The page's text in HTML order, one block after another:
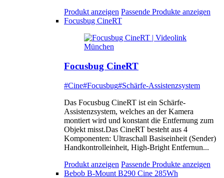
Produkt anzeigen Passende Produkte anzeigen
Focusbug CineRT
Focusbug CineRT
#Cine#Focusbug#Schärfe-Assistenzsystem
Das Focusbug CineRT ist ein Schärfe-
Assistenzsystem, welches an der Kamera
montiert wird und konstant die Entfernung zum
Objekt misst.Das CineRT besteht aus 4
Komponenten: Ultraschall Basiseinheit (Sender)
Handkontrolleinheit, High-Bright Entfernun...
Produkt anzeigen Passende Produkte anzeigen
Bebob B-Mount B290 Cine 285Wh